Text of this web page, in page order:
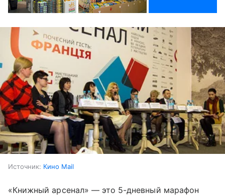
Источник: Кино Mail
«Книжный арсенал» — это 5-дневный марафон